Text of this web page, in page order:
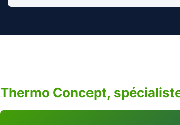
Thermo Concept,